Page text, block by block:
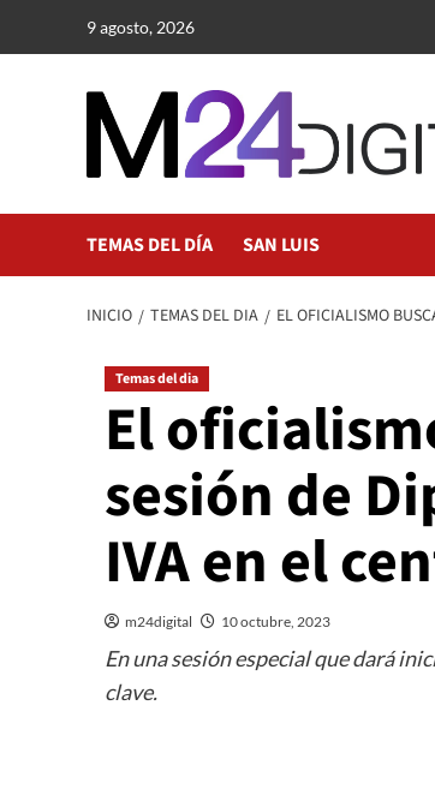
9 agosto, 2026
TEMAS DEL DÍA SAN LUIS
INICIO TEMAS DEL DIA EL OFICIALISMO
Temas del dia
El
sesión de
IVA en el
m24digital 10 octubre, 2023
En una sesión especial que dará
clave.